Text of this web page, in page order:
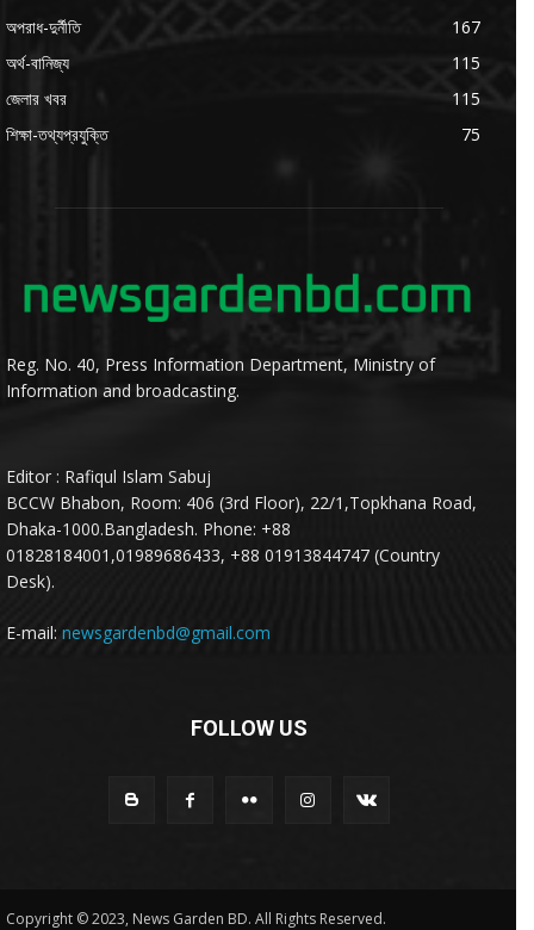
অপরাধ-দুর্নীতি
167
অর্থ-বানিজ্য
115
জেলার খবর
115
শিক্ষা-তথ্যপ্রযুক্তি
75
Reg. No. 40, Press Information Department, Ministry of
Information and broadcasting.
Editor : Rafiqul Islam Sabuj
BCCW Bhabon, Room: 406 (3rd Floor), 22/1,Topkhana Road,
Dhaka-1000.Bangladesh. Phone: +88
01828184001,01989686433, +88 01913844747 (Country
Desk).
E-mail: newsgardenbd@gmail.com
FOLLOW US
Copyright © 2023, News Garden BD. All Rights Reserved.